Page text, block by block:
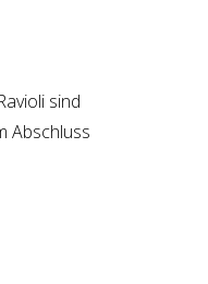
sind
Abschluss